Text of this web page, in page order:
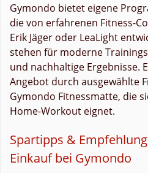
Gymondo bietet eigene
die von erfahrenen Fitness-
Erik Jäger oder LeaLight
stehen für moderne
und nachhaltige Ergebnisse.
Angebot durch ausgewählte
Gymondo Fitnessmatte, die
Home-Workout eignet.
Spartipps &
Einkauf bei Gymondo